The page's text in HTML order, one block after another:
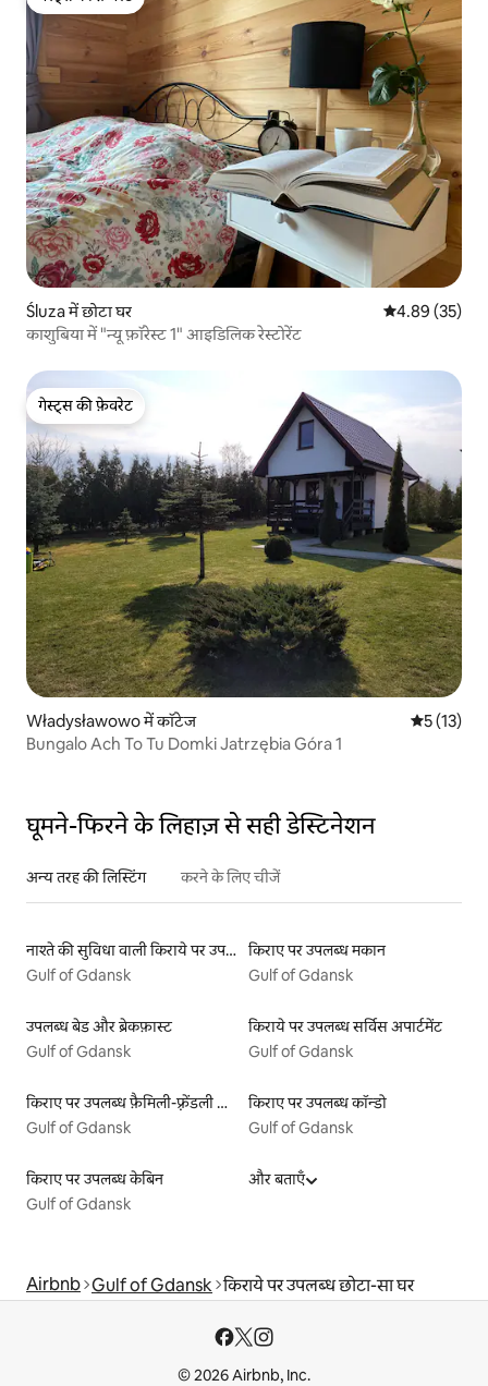
गेस्ट्स की फ़ेवरेट
Śluza में छोटा घर औसत रेटिंग 5 में
4.89 (35)
काशुबिया में "न्यू फ़ॉरेस्ट 1" आइडिलिक रेस्टोरेंट
गेस्ट्स की फ़ेवरेट
गेस्ट्स की फ़ेवरेट
Władysławowo में कॉटेज औसत रेटिंग
5 (13)
Bungalo Ach To Tu Domki Jatrzębia Góra 1
घूमने-फिरने के लिहाज़ से सही डेस्टिनेशन
अन्य तरह की लिस्टिंग करने के लिए चीजें
नाश्ते की सुविधा वाली किराये पर उपलब्ध लिस्टिंग
Gulf of Gdansk
किराए पर उपलब्ध मकान
Gulf of Gdansk
उपलब्ध बेड और ब्रेकफ़ास्ट
Gulf of Gdansk
किराये पर उपलब्ध सर्विस अपार्टमेंट
Gulf of Gdansk
किराए पर उपलब्ध फ़ैमिली-फ़्रेंडली लिस्टिंग
Gulf of Gdansk
किराए पर उपलब्ध कॉन्डो
Gulf of Gdansk
किराए पर उपलब्ध केबिन
Gulf of Gdansk
और बताएँ
Airbnb Gulf of Gdansk किराये पर उपलब्ध छोटा-सा घर
© 2026 Airbnb, Inc.